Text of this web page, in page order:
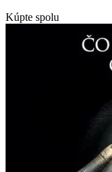
Kúpte spolu